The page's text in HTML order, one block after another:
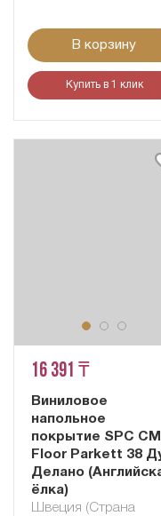
В корзину
Купить в 1 клик
16 391 ₸
Виниловое
напольное
покрытие SPC CM
Floor Parkett 38
Делано
ёлка)
Швеция (Страна